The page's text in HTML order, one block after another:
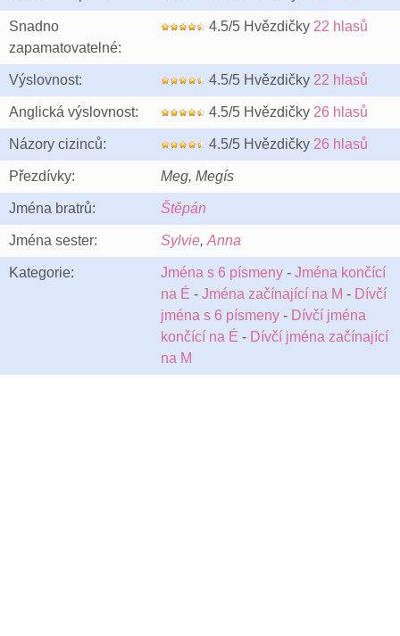
Snadno
zapamatovatelné:
4.5/5 Hvězdičky 22 hlasů
Výslovnost: 4.5/5 Hvězdičky 22 hlasů
Anglická výslovnost: 4.5/5 Hvězdičky 26 hlasů
Názory cizinců: 4.5/5 Hvězdičky 26 hlasů
Přezdívky: Meg, Megís
Jména bratrů: Štěpán
Jména sester: Sylvie, Anna
Kategorie: Jména s 6 písmeny - Jména končící
na É - Jména začínající na M - Dívčí
jména s 6 písmeny - Dívčí jména
končící na É - Dívčí jména začínající
na M